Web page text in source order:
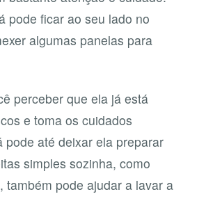
pode ficar ao seu lado no
algumas panelas para
perceber que ela já está
e toma os cuidados
pode até deixar ela preparar
simples sozinha, como
também pode ajudar a lavar a